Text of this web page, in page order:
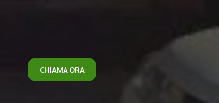
CHIAMA ORA